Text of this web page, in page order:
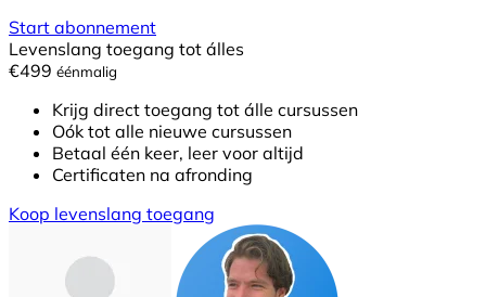
Start abonnement
Levenslang toegang tot álles
€499 éénmalig
Krijg direct toegang tot álle cursussen
Oók tot alle nieuwe cursussen
Betaal één keer, leer voor altijd
Certificaten na afronding
Koop levenslang toegang